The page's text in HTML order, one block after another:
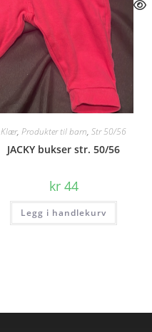
Klær, Produkter til barn, Str 50/56
JACKY bukser str. 50/56
kr44
Legg i handlekurv